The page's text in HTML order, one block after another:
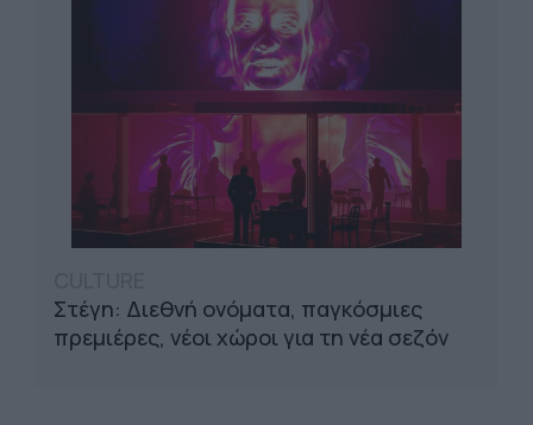
Στέγη: Διεθνή ονόματα, παγκόσμιες
πρεμιέρες, νέοι χώροι για τη νέα σεζόν